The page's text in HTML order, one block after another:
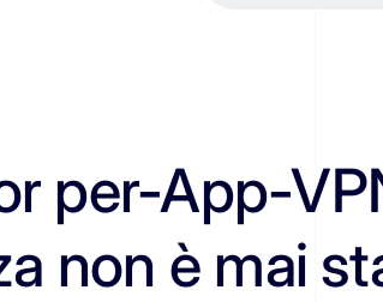
per-App-
non è mai